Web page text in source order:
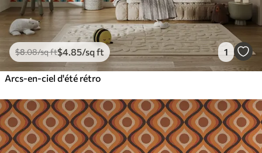
$8.08/sq ft$4 .85/sq ft 1
Arcs-en-ciel d'été rétro